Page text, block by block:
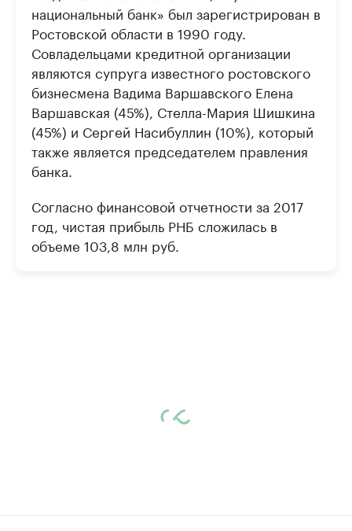
национальный банк» был зарегистрирован в
Ростовской области в 1990 году.
Совладельцами кредитной организации
являются супруга известного ростовского
бизнесмена Вадима Варшавского Елена
Варшавская (45%), Стелла-Мария Шишкина
(45%) и Сергей Насибуллин (10%), который
также является председателем правления
банка.
Согласно финансовой отчетности за 2017
год, чистая прибыль РНБ сложилась в
объеме 103,8 млн руб.